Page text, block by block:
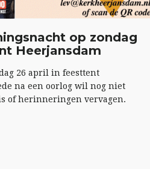
op zondag
Heerjansdam
26 april in feesttent
na een oorlog wil nog niet
of herinneringen vervagen.